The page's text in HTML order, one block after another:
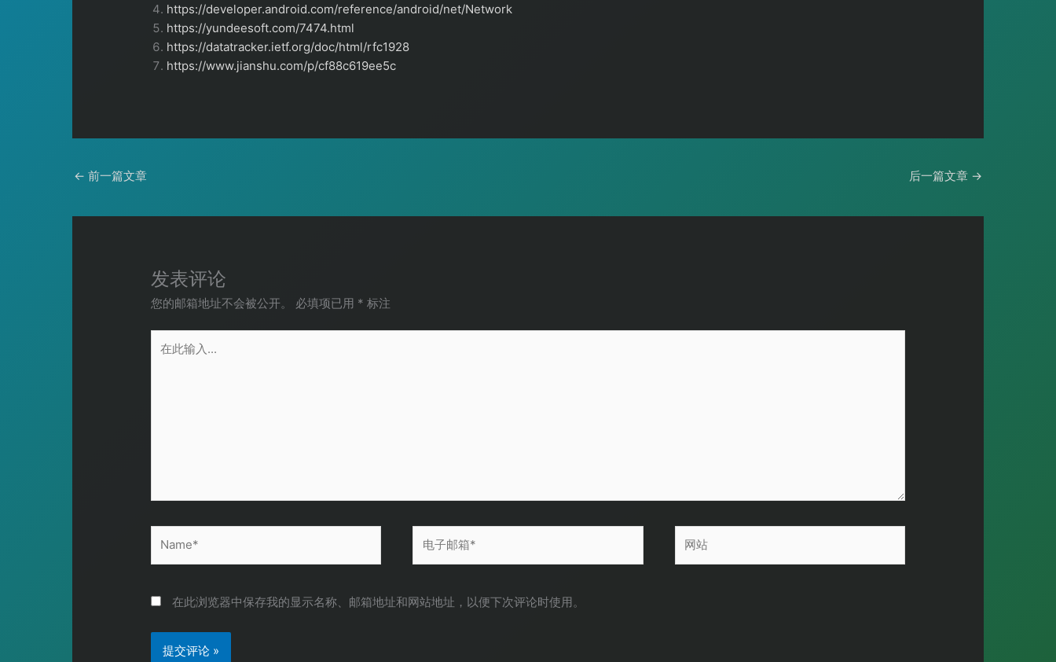
https://developer.android.com/reference/android/net/Network
https://yundeesoft.com/7474.html
https://datatracker.ietf.org/doc/html/rfc1928
https://www.jianshu.com/p/cf88c619ee5c
← 前一篇文章 后一篇文章 →
发表评论
您的邮箱地址不会被公开。 必填项已用 * 标注
*
站
在此浏览器中保存我的显示名称、邮箱地址和网站地址，以便下次评论时使用。